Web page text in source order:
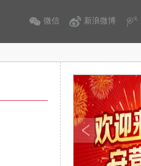
新浪微博
微信